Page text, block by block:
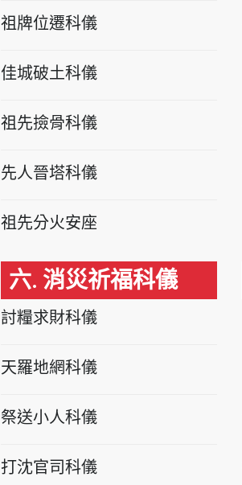
祖牌位遷科儀
佳城破土科儀
祖先撿骨科儀
先人晉塔科儀
祖先分火安座
六. 消災祈福科儀
討糧求財科儀
天羅地網科儀
祭送小人科儀
打沈官司科儀